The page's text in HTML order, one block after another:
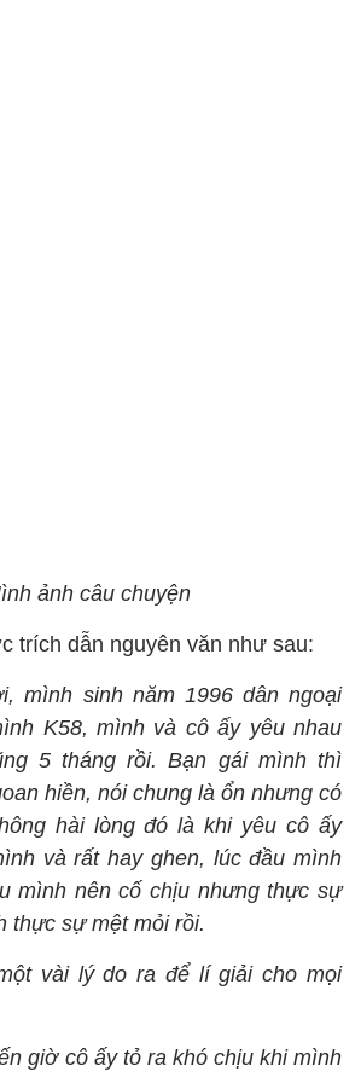
ảnh câu chuyện
trích dẫn nguyên văn như sau:
mình sinh năm 1996 dân ngoại
K58, mình và cô ấy yêu nhau
5 tháng rồi. Bạn gái mình thì
hiền, nói chung là ổn nhưng có
hài lòng đó là khi yêu cô ấy
và rất hay ghen, lúc đầu mình
mình nên cố chịu nhưng thực sự
thực sự mệt mỏi rồi.
vài lý do ra để lí giải cho mọi
giờ cô ấy tỏ ra khó chịu khi mình